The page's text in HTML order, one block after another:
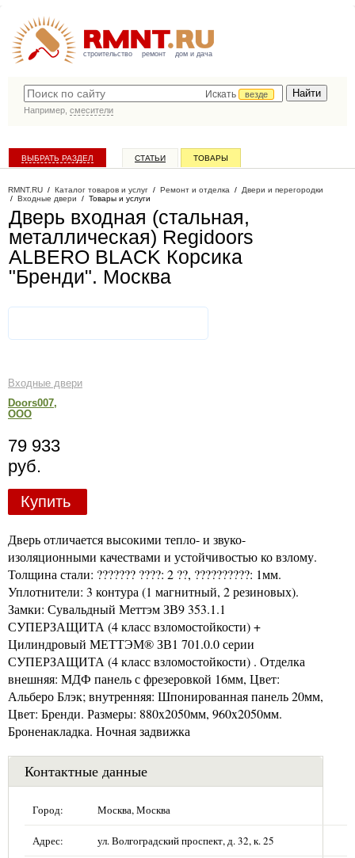
строительство ремонт дом и дача
Искать
везде
Например, смесители
ВЫБРАТЬ РАЗДЕЛ СТАТЬИ ТОВАРЫ
RMNT.RU / Каталог товаров и услуг / Ремонт и отделка / Двери и перегородки
/ Входные двери / Товары и услуги
Дверь входная (стальная,
металлическая) Regidoors
ALBERO BLACK Корсика
"Бренди". Москва
Входные двери
Doors007,
ООО
79 933
руб.
Купить
Дверь отличается высокими тепло- и звуко-
изоляционными качествами и устойчивостью ко взлому.
Толщина стали: ??????? ????: 2 ??, ??????????: 1мм.
Уплотнители: 3 контура (1 магнитный, 2 резиновых).
Замки: Сувальдный Меттэм ЗВ9 353.1.1
СУПЕРЗАЩИТА (4 класс взломостойкости) +
Цилиндровый МЕТТЭМ® ЗВ1 701.0.0 серии
СУПЕРЗАЩИТА (4 класс взломостойкости) . Отделка
внешняя: МДФ панель с фрезеровкой 16мм, Цвет:
Альберо Блэк; внутренняя: Шпонированная панель 20мм,
Цвет: Бренди. Размеры: 880x2050мм, 960x2050мм.
Броненакладка. Ночная задвижка
Контактные данные
Город: Москва, Москва
Адрес: ул. Волгоградский проспект, д. 32, к. 25